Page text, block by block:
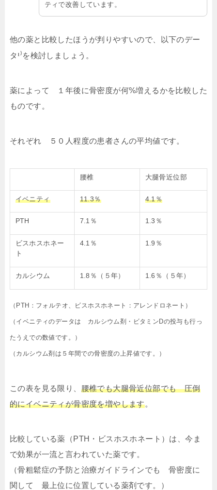
ティで改善しています。
他の薬と比較したほうが判りやすいので、以下のデー
タ ¹⁾を検討しましょう。
薬によって １年後に骨密度が何%増えるかを比較した
ものです。
それぞれ ５０人程度の患者さんの平均値です。
腰椎 大腿骨近位部
イベニティ 11.3％ 4.1％
PTH 7.1％ 1.3％
ビスホスホネー
ト
4.1％ 1.9％
カルシウム 1.8％（５年） 1.6％（５年）
（PTH：フォルテオ、ビスホスホネート：アレンドロネート）
（イベニティのデータは カルシウム剤・ビタミンDの投与も行っ
たうえでの数値です。）
（カルシウム剤は５年間での骨密度の上昇値です。）
この表を見る限り、 腰椎でも大腿骨近位部でも 圧倒
的にイベニティが骨密度を増やします。
比較している薬（PTH・ビスホスホネート）は、今ま
で効果が一流と言われていた薬です。
（骨粗鬆症の予防と治療ガイドラインでも 骨密度に
関して 最上位に位置している薬剤です。）